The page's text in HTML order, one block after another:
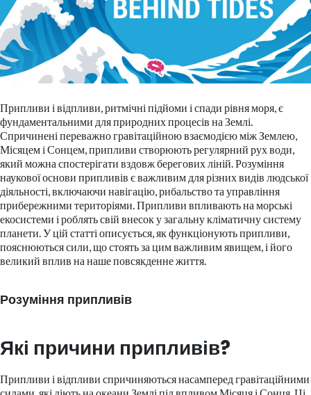
Припливи і відпливи, ритмічні підйоми і спади рівня моря, є
фундаментальними для природних процесів на Землі.
Спричинені переважно гравітаційною взаємодією між Землею,
Місяцем і Сонцем, припливи створюють регулярний рух води,
який можна спостерігати вздовж берегових ліній. Розуміння
наукової основи припливів є важливим для різних видів людської
діяльності, включаючи навігацію, рибальство та управління
прибережними територіями. Припливи впливають на морські
екосистеми і роблять свій внесок у загальну кліматичну систему
планети. У цій статті описується, як функціонують припливи,
пояснюються сили, що стоять за цим важливим явищем, і його
великий вплив на наше повсякденне життя.
Розуміння припливів
Які причини припливів?
Припливи і відпливи спричиняються насамперед гравітаційними